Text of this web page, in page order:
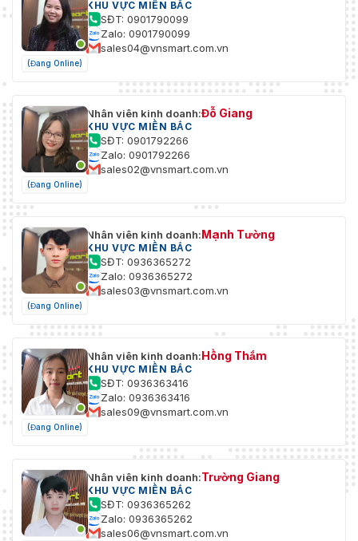
(Đang Online)
KHU VỰC MIỀN BẮC
SĐT: 0901790099
Zalo: 0901790099
sales04@vnsmart.com.vn
(Đang Online)
Nhân viên kinh doanh:Đỗ Giang
KHU VỰC MIỀN BẮC
SĐT: 0901792266
Zalo: 0901792266
sales02@vnsmart.com.vn
(Đang Online)
Nhân viên kinh doanh:Mạnh Tường
KHU VỰC MIỀN BẮC
SĐT: 0936365272
Zalo: 0936365272
sales03@vnsmart.com.vn
(Đang Online)
Nhân viên kinh doanh:Hồng Thắm
KHU VỰC MIỀN BẮC
SĐT: 0936363416
Zalo: 0936363416
sales09@vnsmart.com.vn
Nhân viên kinh doanh:Trường Giang
KHU VỰC MIỀN BẮC
SĐT: 0936365262
Zalo: 0936365262
sales06@vnsmart.com.vn